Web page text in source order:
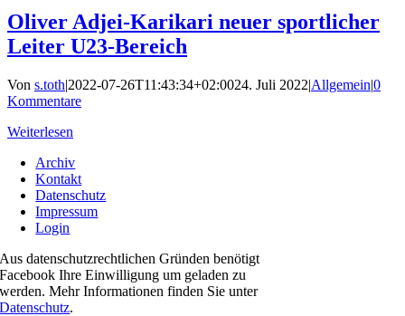
Oliver Adjei-Karikari neuer sportlicher
Leiter U23-Bereich
Von s.toth|2022-07-26T11:43:34+02:0024. Juli 2022|Allgemein|0
Kommentare
Weiterlesen
Archiv
Kontakt
Datenschutz
Impressum
Login
Aus datenschutzrechtlichen Gründen benötigt
Facebook Ihre Einwilligung um geladen zu
werden. Mehr Informationen finden Sie unter
Datenschutz.